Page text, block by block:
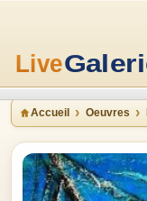
Accueil Oeuvres